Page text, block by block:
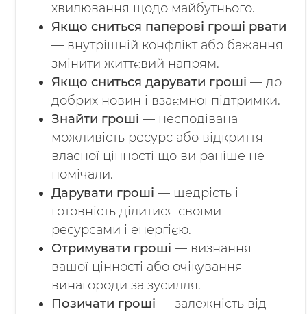
хвилювання щодо майбутнього.
Якщо сниться паперові гроші рвати
— внутрішній конфлікт або бажання
змінити життєвий напрям.
Якщо сниться дарувати гроші — до
добрих новин і взаємної підтримки.
Знайти гроші — несподівана
можливість ресурс або відкриття
власної цінності що ви раніше не
помічали.
Дарувати гроші — щедрість і
готовність ділитися своїми
ресурсами і енергією.
Отримувати гроші — визнання
вашої цінності або очікування
винагороди за зусилля.
Позичати гроші — залежність від